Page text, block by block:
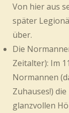
Von hier aus
später
über.
Die
Zeitalter): Im
Normannen
Zuhauses!)
glanzvollen